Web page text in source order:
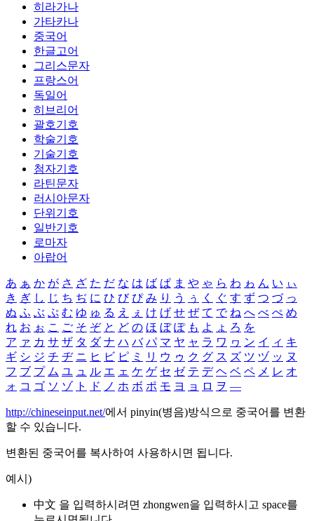
히라가나
가타카나
중국어
한글고어
그리스문자
프랑스어
독일어
히브리어
괄호기호
학술기호
기술기호
첨자기호
라틴문자
러시아문자
단위기호
일반기호
로마자
아랍어
あ ぁ か が さ ざ た だ な は ば ぱ ま や ゃ ら わ ゎ ん い ぃ
き ぎ し じ ち ぢ に ひ び ぴ み り う ぅ く ぐ す ず つ づ っ
ぬ ふ ぶ ぷ む ゆ ゅ る え ぇ け げ せ ぜ て で ね へ べ ぺ め
れ お ぉ こ ご そ ぞ と ど の ほ ぼ ぽ も よ ょ ろ を
ア ァ カ サ ザ タ ダ ナ ハ バ パ マ ヤ ャ ラ ワ ヮ ン イ ィ キ
ギ シ ジ チ ヂ ニ ヒ ビ ピ ミ リ ウ ゥ ク グ ス ズ ツ ヅ ッ ヌ
フ ブ プ ム ユ ュ ル エ ェ ケ ゲ セ ゼ テ デ ヘ ベ ペ メ レ オ
ォ コ ゴ ソ ゾ ト ド ノ ホ ボ ポ モ ヨ ョ ロ ヲ ―
http://chineseinput.net/에서 pinyin(병음)방식으로 중국어를 변환
할 수 있습니다.
변환된 중국어를 복사하여 사용하시면 됩니다.
예시)
中文 을 입력하시려면 zhongwen을 입력하시고 space를